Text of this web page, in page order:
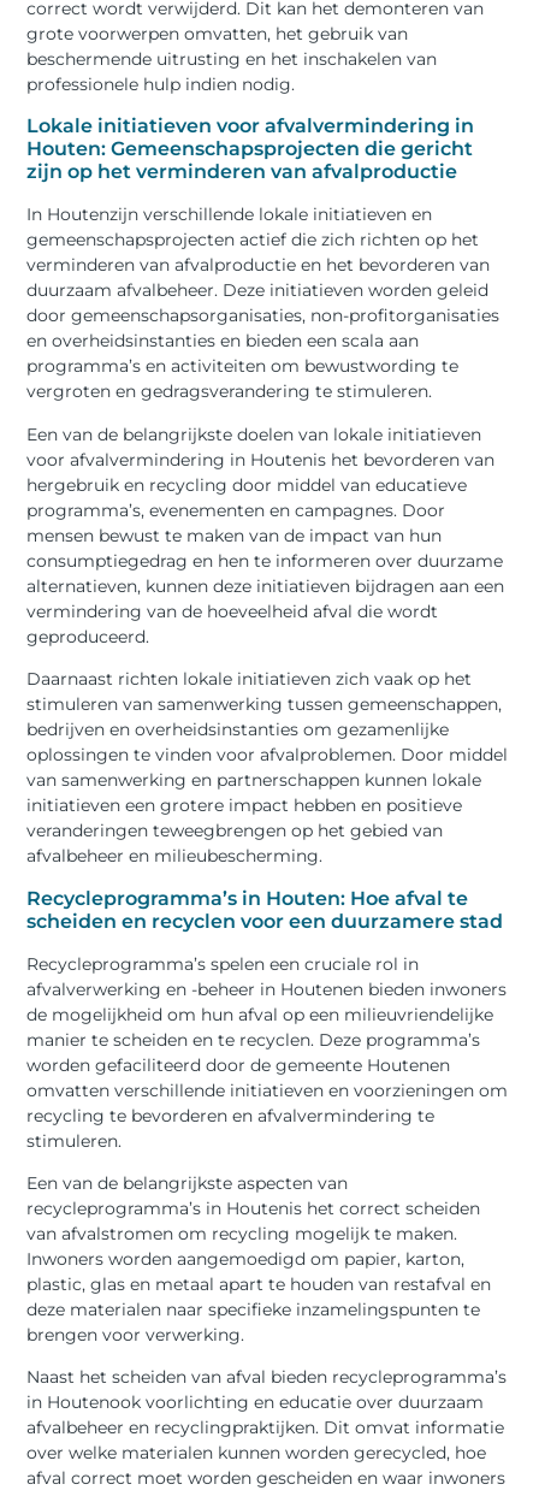
correct wordt verwijderd. Dit kan het demonteren van
grote voorwerpen omvatten, het gebruik van
beschermende uitrusting en het inschakelen van
professionele hulp indien nodig.
Lokale initiatieven voor afvalvermindering in
Houten: Gemeenschapsprojecten die gericht
zijn op het verminderen van afvalproductie
In Houtenzijn verschillende lokale initiatieven en
gemeenschapsprojecten actief die zich richten op het
verminderen van afvalproductie en het bevorderen van
duurzaam afvalbeheer. Deze initiatieven worden geleid
door gemeenschapsorganisaties, non-profitorganisaties
en overheidsinstanties en bieden een scala aan
programma’s en activiteiten om bewustwording te
vergroten en gedragsverandering te stimuleren.
Een van de belangrijkste doelen van lokale initiatieven
voor afvalvermindering in Houtenis het bevorderen van
hergebruik en recycling door middel van educatieve
programma’s, evenementen en campagnes. Door
mensen bewust te maken van de impact van hun
consumptiegedrag en hen te informeren over duurzame
alternatieven, kunnen deze initiatieven bijdragen aan een
vermindering van de hoeveelheid afval die wordt
geproduceerd.
Daarnaast richten lokale initiatieven zich vaak op het
stimuleren van samenwerking tussen gemeenschappen,
bedrijven en overheidsinstanties om gezamenlijke
oplossingen te vinden voor afvalproblemen. Door middel
van samenwerking en partnerschappen kunnen lokale
initiatieven een grotere impact hebben en positieve
veranderingen teweegbrengen op het gebied van
afvalbeheer en milieubescherming.
Recycleprogramma’s in Houten: Hoe afval te
scheiden en recyclen voor een duurzamere stad
Recycleprogramma’s spelen een cruciale rol in
afvalverwerking en -beheer in Houtenen bieden inwoners
de mogelijkheid om hun afval op een milieuvriendelijke
manier te scheiden en te recyclen. Deze programma’s
worden gefaciliteerd door de gemeente Houtenen
omvatten verschillende initiatieven en voorzieningen om
recycling te bevorderen en afvalvermindering te
stimuleren.
Een van de belangrijkste aspecten van
recycleprogramma’s in Houtenis het correct scheiden
van afvalstromen om recycling mogelijk te maken.
Inwoners worden aangemoedigd om papier, karton,
plastic, glas en metaal apart te houden van restafval en
deze materialen naar specifieke inzamelingspunten te
brengen voor verwerking.
Naast het scheiden van afval bieden recycleprogramma’s
in Houtenook voorlichting en educatie over duurzaam
afvalbeheer en recyclingpraktijken. Dit omvat informatie
over welke materialen kunnen worden gerecycled, hoe
afval correct moet worden gescheiden en waar inwoners